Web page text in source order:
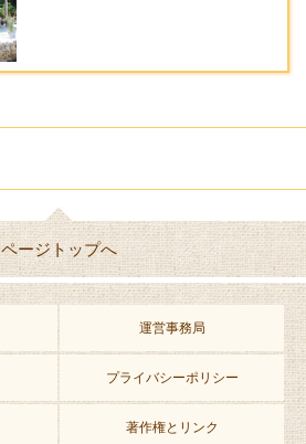
ページトップへ
運営事務局
プライバシーポリシー
著作権とリンク